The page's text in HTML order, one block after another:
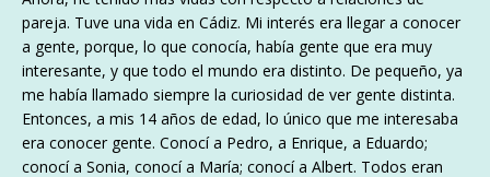
pareja. Tuve una vida en Cádiz. Mi interés era llegar a conocer
a gente, porque, lo que conocía, había gente que era muy
interesante, y que todo el mundo era distinto. De pequeño, ya
me había llamado siempre la curiosidad de ver gente distinta.
Entonces, a mis 14 años de edad, lo único que me interesaba
era conocer gente. Conocí a Pedro, a Enrique, a Eduardo;
conocí a Sonia, conocí a María; conocí a Albert. Todos eran